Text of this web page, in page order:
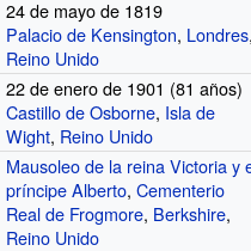
24 de mayo de 1819
Palacio de Kensington, Londres,
Reino Unido
22 de enero de 1901 (81 años)
Castillo de Osborne, Isla de
Wight, Reino Unido
Mausoleo de la reina Victoria y
príncipe Alberto,Cementerio
Real de Frogmore, Berkshire,
Reino Unido